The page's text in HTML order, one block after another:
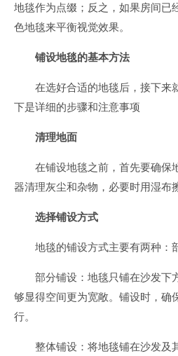
地毯作为点缀；反之，如果房间已
色地毯来平衡视觉效果。
铺设地毯的基本方法
在选好合适的地毯后，接下来
下是详细的步骤和注意事项
清理地面
在铺设地毯之前，首先要确保
器清理灰尘和杂物，必要时用湿布
选择铺设方式
地毯的铺设方式主要有两种：
部分铺设：地毯只铺在沙发下
够显得空间更为宽敞。铺设时，确
行。
整体铺设：将地毯铺在沙发及